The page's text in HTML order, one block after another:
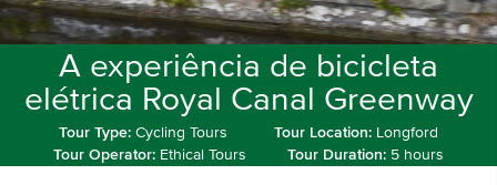
A experiência de bicicleta
elétrica Royal Canal Greenway
Tour Type: Cycling Tours Tour Location: Longford
Tour Operator: Ethical Tours Tour Duration: 5 hours